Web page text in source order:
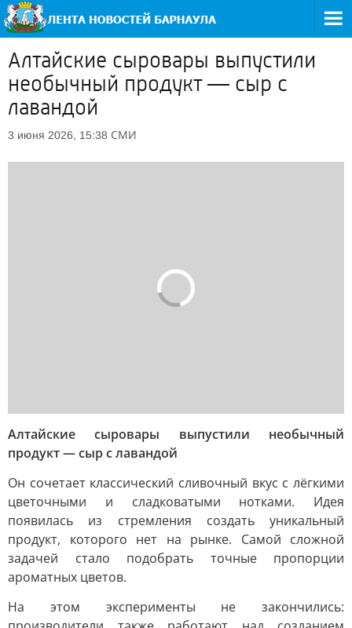
Алтайские сыровары выпустили
необычный продукт — сыр с
лавандой
3 июня 2026, 15:38 СМИ
Алтайские сыровары выпустили необычный
продукт — сыр с лавандой
Он сочетает классический сливочный вкус с лёгкими
цветочными и сладковатыми нотками. Идея
появилась из стремления создать уникальный
продукт, которого нет на рынке. Самой сложной
задачей стало подобрать точные пропорции
ароматных цветов.
На этом эксперименты не закончились: